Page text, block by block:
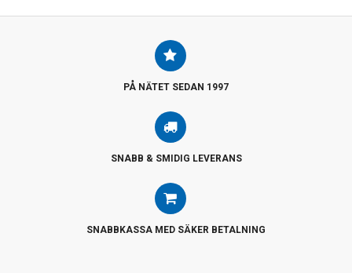
PÅ NÄTET SEDAN 1997
SNABB & SMIDIG LEVERANS
SNABBKASSA MED SÄKER BETALNING